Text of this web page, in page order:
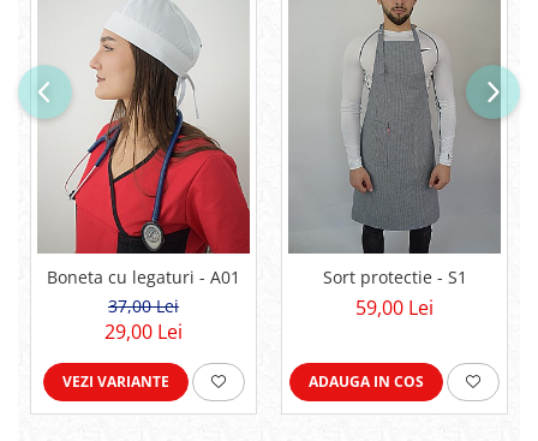
Boneta cu legaturi - A01
37,00 Lei
29,00 Lei
VEZI VARIANTE
Sort protectie - S1
59,00 Lei
ADAUGA IN COS